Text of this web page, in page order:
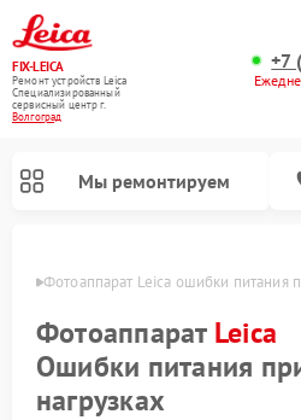
FIX-LEICA
Ремонт устройств Leica
Специализированный
cервисный центр г.
Волгоград
+7
Мы ремонтируем
Фотоаппарат Leica ошибки питания
Фотоаппарат Leica
Ошибки питания
нагрузках